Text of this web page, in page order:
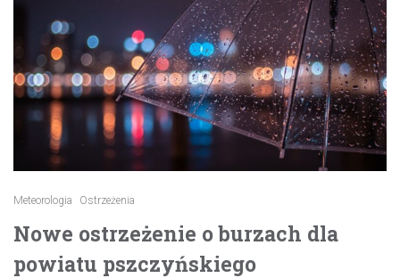
Meteorologia Ostrzeżenia
Nowe ostrzeżenie o burzach dla
powiatu pszczyńskiego